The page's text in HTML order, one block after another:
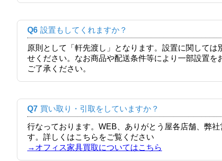
Q6 設置もしてくれますか？
原則として「軒先渡し」となります。設置に関して
せください。なお商品や配送条件等により一部設置
ご了承ください。
Q7 買い取り・引取をしていますか？
行なっております。WEB、ありがとう屋各店舗、弊
す。詳しくはこちらをご覧ください
→オフィス家具買取についてはこちら